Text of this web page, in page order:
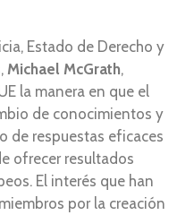
Estado de Derecho y
Michael McGrath,
la manera en que el
de conocimientos y
de respuestas eficaces
ofrecer resultados
El interés que han
por la creación